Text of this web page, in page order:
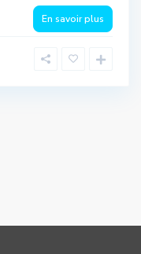
En savoir plus